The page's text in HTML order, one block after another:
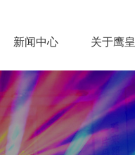
新闻中心 关于鹰皇